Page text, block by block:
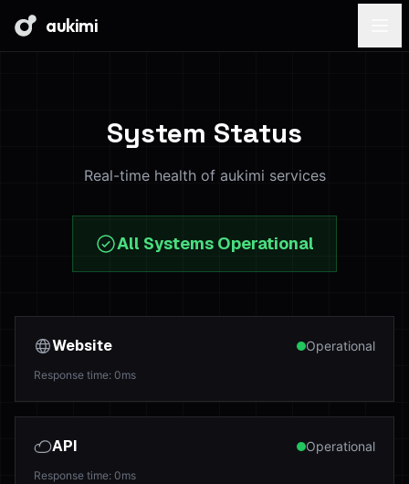
aukimi
System Status
Real-time health of aukimi services
All Systems Operational
Website Operational
Response time: 0ms
API Operational
Response time: 0ms